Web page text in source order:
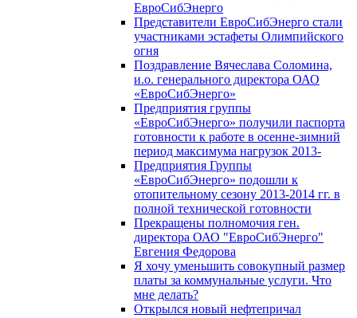
ЕвроСибЭнерго
Представители ЕвроСибЭнерго стали
участниками эстафеты Олимпийского
огня
Поздравление Вячеслава Соломина,
и.о. генерального директора ОАО
«ЕвроСибЭнерго»
Предприятия группы
«ЕвроСибЭнерго» получили паспорта
готовности к работе в осенне-зимний
период максимума нагрузок 2013-
Предприятия Группы
«ЕвроСибЭнерго» подошли к
отопительному сезону 2013-2014 гг. в
полной технической готовности
Прекращены полномочия ген.
директора ОАО "ЕвроСибЭнерго"
Евгения Федорова
Я хочу уменьшить совокупный размер
платы за коммунальные услуги. Что
мне делать?
Открылся новый нефтепричал